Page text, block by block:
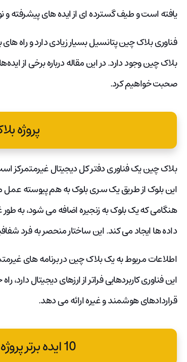
یافته است و طیف گسترده ای از ایده های پیشرفته و
فناوری بلاک چین پتانسیل بسیار زیادی دارد و راه
بلاک چین وجود دارد. در این مقاله درباره برخی از
صحبت خواهیم کرد.
پروژه
بلاک چین یک فناوری دفتر کل دیجیتال غیرمتمرکز
این بلوک از طریق یک سری بلوک به هم پیوسته
هنگامی که یک بلوک به زنجیره اضافه می شود، به
داده ها ایجاد می کند. این ساختار منحصر به فرد
اطلاعات مربوط به یک بلاک چین در برنامه های
این فناوری کاربردهایی فراتر از ارزهای دیجیتال
قراردادهای هوشمند و غیره ارائه می دهد.
10 ایده برتر پروژه بلاکچین در سال 2023